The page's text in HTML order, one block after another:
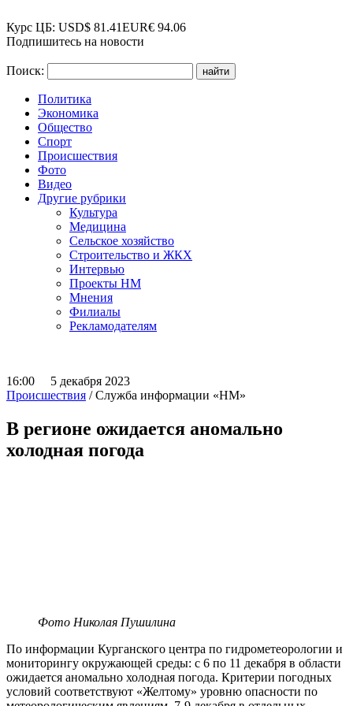
Курс ЦБ: USD$ 81.41EUR€ 94.06
Подпишитесь на новости
Поиск:
Политика
Экономика
Общество
Спорт
Происшествия
Фото
Видео
Другие рубрики
Культура
Медицина
Сельское хозяйство
Строительство и ЖКХ
Интервью
Проекты НМ
Мнения
Филиалы
Рекламодателям
16:00 5 декабря 2023
Происшествия / Служба информации «НМ»
В регионе ожидается аномально
холодная погода
Фото Николая Пушилина
По информации Курганского центра по гидрометеорологии и
мониторингу окружающей среды: с 6 по 11 декабря в области
ожидается аномально холодная погода. Критерии погодных
условий соответствуют «Желтому» уровню опасности по